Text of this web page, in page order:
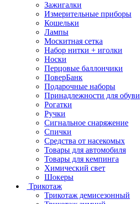
Зажигалки
Измерительные приборы
Кошельки
Лампы
Москитная сетка
Набор нитки + иголки
Носки
Перцовые баллончики
ПоверБанк
Подарочные наборы
Принадлежности для обуви
Рогатки
Ручки
Сигнальное снаряжение
Спички
Средства от насекомых
Товары для автомобиля
Товары для кемпинга
Химический свет
Шокеры
Трикотаж
Трикотаж демисезонный